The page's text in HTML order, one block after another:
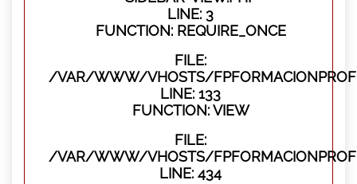
LINE: 3
FUNCTION: REQUIRE_ONCE
FILE:
/VAR/WWW/VHOSTS/
LINE: 133
FUNCTION: VIEW
FILE:
/VAR/WWW/VHOSTS/
LINE: 434